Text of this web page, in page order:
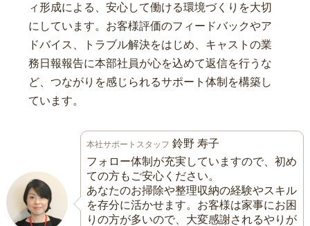
ィ形成による、安心して働ける環境づくりを大切
にしています。お客様評価のフィードバックやア
ドバイス、トラブル解決をはじめ、キャストの業
務日報報告に本部社員が心を込めて返信を行うな
ど、つながりを感じられるサポート体制を構築し
ています。
本社サポートスタッフ 鈴野 寿子
フォロー体制が充実していますので、初め
ての方もご安心ください。
あなたのお掃除や整理収納の経験やスキル
を存分に活かせます。お客様は家事にお困
りの方が多いので、大変感謝されるやりが